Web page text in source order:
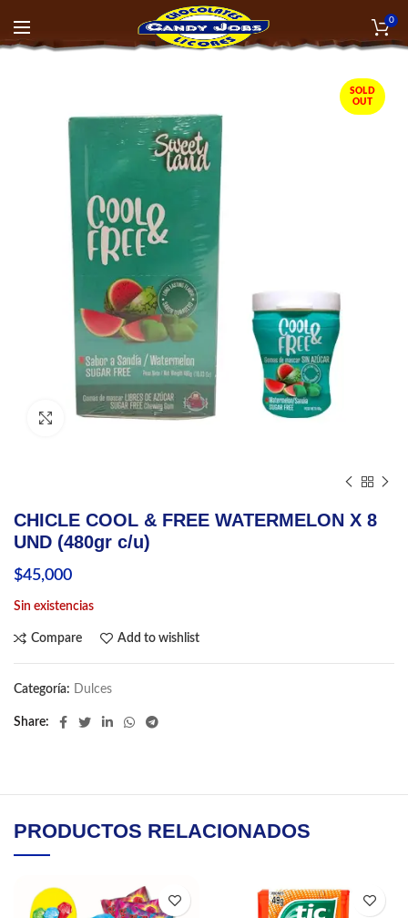
0
SOLD
OUT
Click to enlarge
CHICLE COOL & FREE WATERMELON X 8
UND (480gr c/u)
$45,000
Sin existencias
Compare Add to wishlist
Categoría: Dulces
Share
PRODUCTOS RELACIONADOS